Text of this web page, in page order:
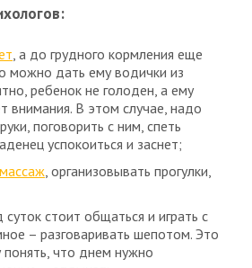
, а до грудного кормления еще
можно дать ему водички из
ребенок не голоден, а ему
внимания. В этом случае, надо
поговорить с ним, спеть
успокоиться и заснет;
, организовывать прогулки,
стоит общаться и играть с
– разговаривать шепотом. Это
что днем нужно